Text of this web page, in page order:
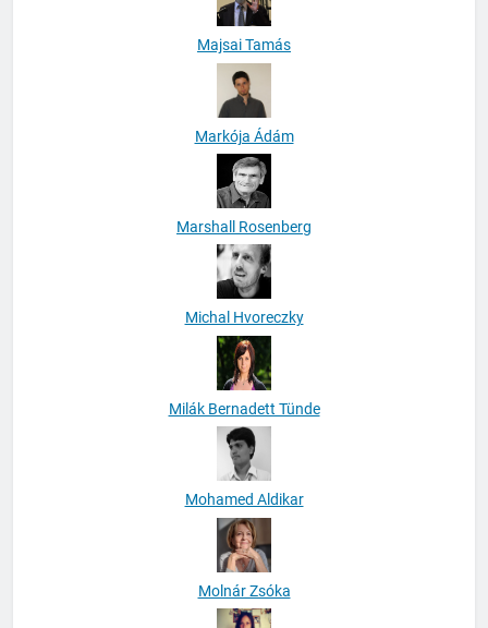
Majsai Tamás
Markója Ádám
Marshall Rosenberg
Michal Hvoreczky
Milák Bernadett Tünde
Mohamed Aldikar
Molnár Zsóka